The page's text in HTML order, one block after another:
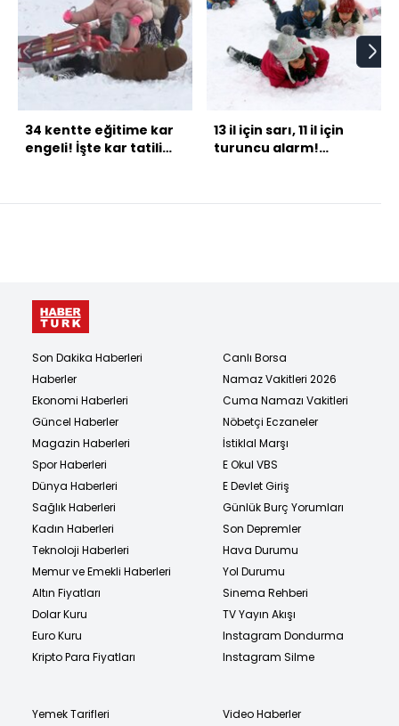
34 kentte eğitime kar
engeli! İşte kar tatili
13 il için sarı, 11 il için
turuncu alarm!
Son Dakika Haberleri
Haberler
Ekonomi Haberleri
Güncel Haberler
Magazin Haberleri
Spor Haberleri
Dünya Haberleri
Sağlık Haberleri
Kadın Haberleri
Teknoloji Haberleri
Memur ve Emekli Haberleri
Altın Fiyatları
Dolar Kuru
Euro Kuru
Kripto Para Fiyatları
Canlı Borsa
Namaz Vakitleri 2026
Cuma Namazı Vakitleri
Nöbetçi Eczaneler
İstiklal Marşı
E Okul VBS
E Devlet Giriş
Günlük Burç Yorumları
Son Depremler
Hava Durumu
Yol Durumu
Sinema Rehberi
TV Yayın Akışı
Instagram Dondurma
Instagram Silme
Yemek Tarifleri
Video Haberler